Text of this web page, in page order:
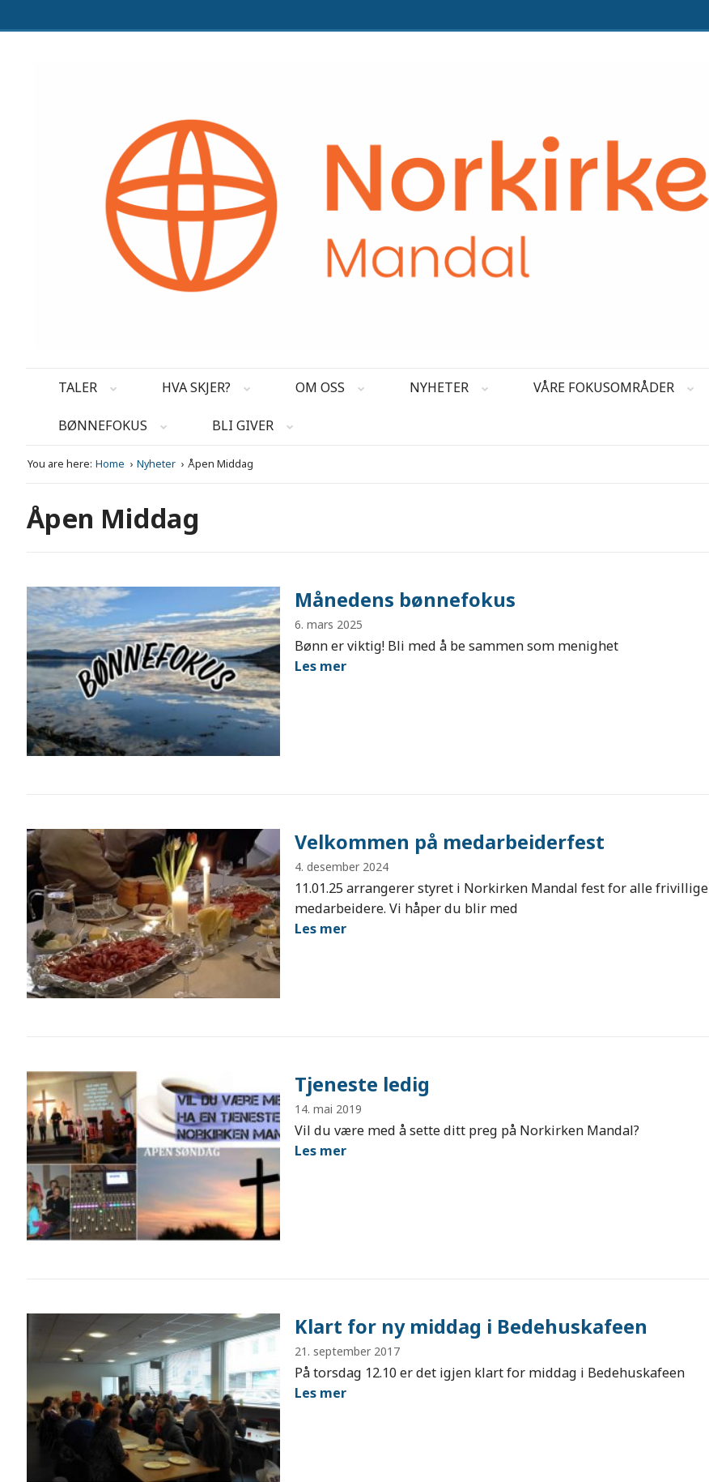
TALER HVA SKJER? OM OSS NYHETER VÅRE FOKUSOMRÅDER
BØNNEFOKUS BLI GIVER
You are here: Home Nyheter Åpen Middag
Åpen Middag
Månedens bønnefokus
6. mars 2025
Bønn er viktig! Bli med å be sammen som menighet
Les mer
Velkommen på medarbeiderfest
4. desember 2024
11.01.25 arrangerer styret i Norkirken Mandal fest for alle frivillige
medarbeidere. Vi håper du blir med
Les mer
Tjeneste ledig
14. mai 2019
Vil du være med å sette ditt preg på Norkirken Mandal?
Les mer
Klart for ny middag i Bedehuskafeen
21. september 2017
På torsdag 12.10 er det igjen klart for middag i Bedehuskafeen
Les mer